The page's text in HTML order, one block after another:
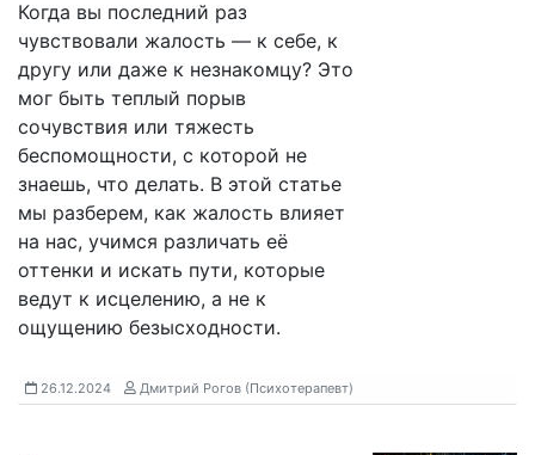
Когда вы последний раз
чувствовали жалость — к себе, к
другу или даже к незнакомцу? Это
мог быть теплый порыв
сочувствия или тяжесть
беспомощности, с которой не
знаешь, что делать. В этой статье
мы разберем, как жалость влияет
на нас, учимся различать её
оттенки и искать пути, которые
ведут к исцелению, а не к
ощущению безысходности.
26.12.2024 Дмитрий Рогов (Психотерапевт)